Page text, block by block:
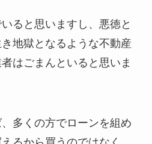
ると思いますし、悪徳と
地獄となるような不動産
はごまんといると思いま
多くの方でローンを組め